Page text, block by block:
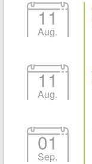
11
Aug.
11
Aug.
01
Sep.